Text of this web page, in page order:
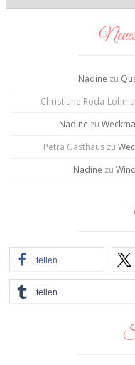
Nadine zu
Christiane Roda-
Nadine zu
Petra Gasthauszu
Nadine zu
teilen
teilen